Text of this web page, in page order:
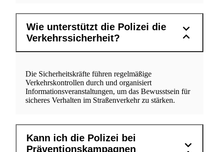
Wie unterstützt die Polizei die
Verkehrssicherheit?
Die Sicherheitskräfte führen regelmäßige
Verkehrskontrollen durch und organisiert
Informationsveranstaltungen, um das Bewusstsein für
sicheres Verhalten im Straßenverkehr zu stärken.
Kann ich die Polizei bei
Präventionskampagnen